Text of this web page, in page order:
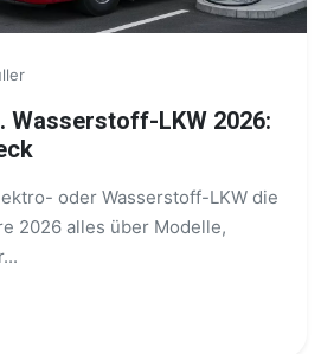
Wasserstoff-LKW 2026:
oder Wasserstoff-LKW die
2026 alles über Modelle,